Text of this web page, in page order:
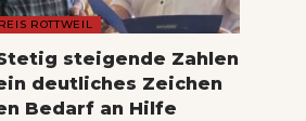
ROTTWEIL
steigende Zahlen
deutliches Zeichen
Bedarf an Hilfe